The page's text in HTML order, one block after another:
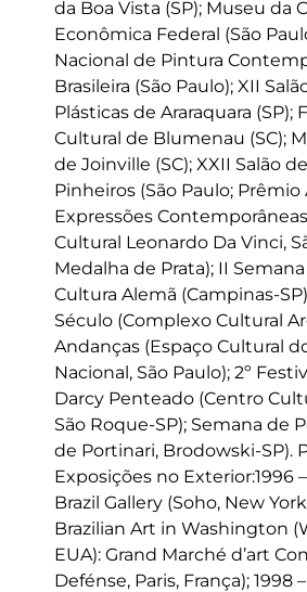
da Boa Vista (SP); Museu da
Econômica Federal (São
Nacional de Pintura
Brasileira (São Paulo); XII
Plásticas de Araraquara (SP);
Cultural de Blumenau (SC);
de Joinville (SC); XXII Salão
Pinheiros (São Paulo; Prêmio
Expressões
Cultural Leonardo Da Vinci,
Medalha de Prata); II
Cultura Alemã (Campinas-
Século (Complexo Cultural
Andanças (Espaço Cultural
Nacional, São Paulo); 2º
Darcy Penteado (Centro
São Roque-SP); Semana de
de Portinari, Brodowski-SP).
Exposições no Exterior:1996
Brazil Gallery (Soho, New
Brazilian Art in Washington
EUA): Grand Marché d’art
Defénse, Paris, França); 1998